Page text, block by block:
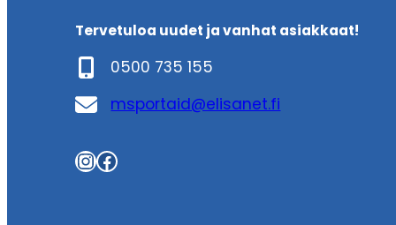
Tervetuloa uudet ja vanhat asiakkaat!
0500 735 155
msportaid@elisanet.fi
InstagramFacebook